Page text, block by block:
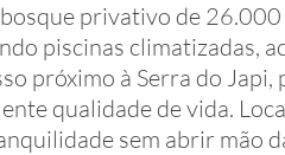
privativo de 26.000
piscinas climatizadas,
próximo à Serra do
qualidade de vida.
sem abrir mão